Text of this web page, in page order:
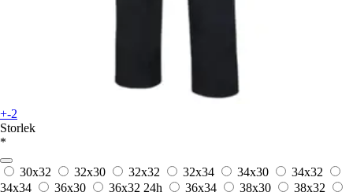
+-2
Storlek
*
30x32 32x30 32x32 32x34 34x30
34x32
34x34
36x30 36x32 24h 36x34 38x30
38x32